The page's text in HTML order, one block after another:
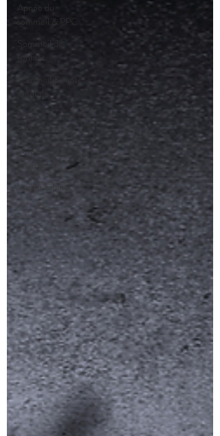
Apnée du
sommeil & PPC
Sommeil de
l'enfant
Sommeil & santé
mentale
Sommeil, corps
& santé
Sommeil, couple
& sexualité
Vie du cabinet